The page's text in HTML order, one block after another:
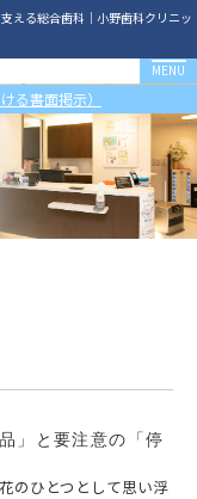
える総合歯科｜小野歯科クリニッ
る書面掲示）
」と要注意の「停
のひとつとして思い浮